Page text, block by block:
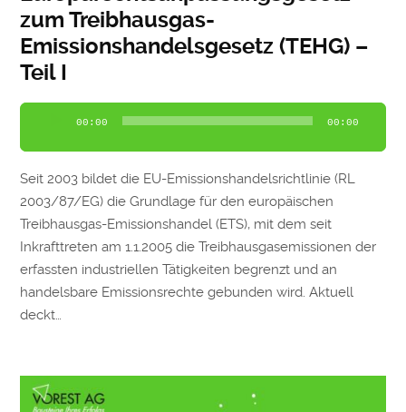
zum Treibhausgas-
Emissionshandelsgesetz (TEHG) –
Teil I
Audio-
00:00 00:00
Seit 2003 bildet die EU-Emissionshandelsrichtlinie (RL
2003/87/EG) die Grundlage für den europäischen
Treibhausgas-Emissionshandel (ETS), mit dem seit
Inkrafttreten am 1.1.2005 die Treibhausgasemissionen der
erfassten industriellen Tätigkeiten begrenzt und an
handelsbare Emissionsrechte gebunden wird. Aktuell
deckt…